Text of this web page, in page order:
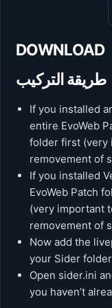
DOWNLOAD
طريقة التركيب
If you installed
entire EvoWeb
folder first (very
removement of
If you installed
EvoWeb Patch
(very important
removement of
Now add the
your Sider folder
Open sider.ini
you haven’t